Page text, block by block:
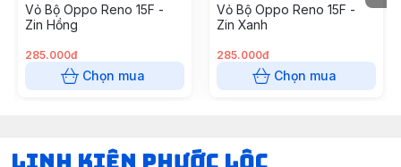
Vỏ Bộ Oppo Reno 15F -
Zin Hồng
285.000đ
Chọn mua
Vỏ Bộ Oppo Reno 15F -
Zin Xanh
285.000đ
Chọn mua